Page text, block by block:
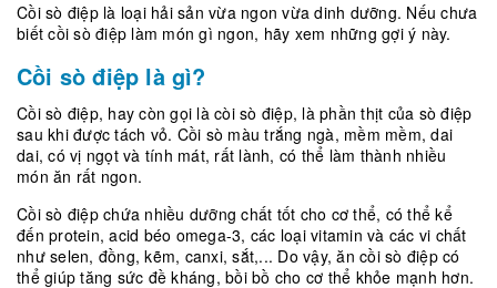
Cồi sò điệp là loại hải sản vừa ngon vừa dinh dưỡng. Nếu chưa
biết cồi sò điệp làm món gì ngon, hãy xem những gợi ý này.
Cồi sò điệp là gì?
Cồi sò điệp, hay còn gọi là còi sò điệp, là phần thịt của sò điệp
sau khi được tách vỏ. Cồi sò màu trắng ngà, mềm mềm, dai
dai, có vị ngọt và tính mát, rất lành, có thể làm thành nhiều
món ăn rất ngon.
Cồi sò điệp chứa nhiều dưỡng chất tốt cho cơ thể, có thể kể
đến protein, acid béo omega-3, các loại vitamin và các vi chất
như selen, đồng, kẽm, canxi, sắt,... Do vậy, ăn cồi sò điệp có
thể giúp tăng sức đề kháng, bồi bồ cho cơ thể khỏe mạnh hơn.